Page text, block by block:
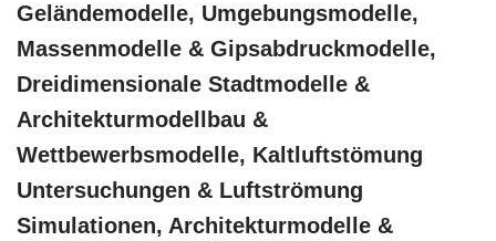
Geländemodelle, Umgebungsmodelle,
Massenmodelle & Gipsabdruckmodelle,
Dreidimensionale Stadtmodelle &
Architekturmodellbau &
Wettbewerbsmodelle, Kaltluftstömung
Untersuchungen & Luftströmung
Simulationen, Architekturmodelle &